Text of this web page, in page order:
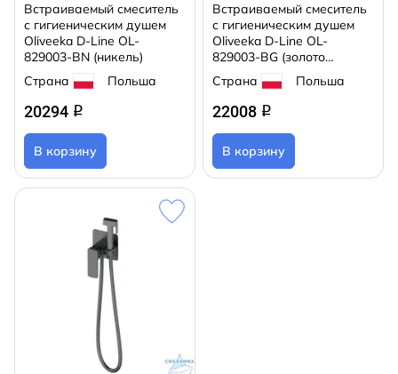
Встраиваемый смеситель
с гигиеническим душем
Oliveeka D-Line OL-
829003-BN (никель)
Страна
Польша
20294 q
В корзину
Встраиваемый смеситель
с гигиеническим душем
Oliveeka D-Line OL-
829003-BG (золото
матовое)
Страна Польша
22008 q
В корзину